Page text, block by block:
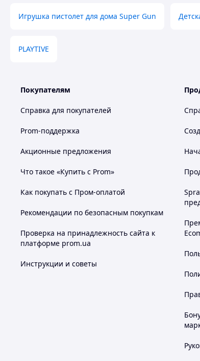
Игрушка пистолет для дома Super Gun
PLAYTIVE
Покупателям
Справка для покупателей
Prom-поддержка
Акционные предложения
Что такое «Купить с Prom»
Как покупать с Пром-оплатой
Рекомендации по безопасным покупкам
Проверка на принадлежность сайта к
платформе prom.ua
Инструкции и советы